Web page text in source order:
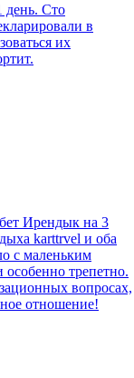
день. Сто
в
их
Ирендык на 3
karttrvel и оба
с маленьким
трепетно.
вопросах,
отношение!